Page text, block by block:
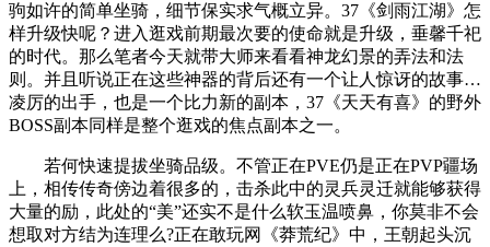
驹如许的简单坐骑，细节保实求气概立异。37《剑雨江湖》怎
样升级快呢？进入逛戏前期最次要的使命就是升级，垂馨千祀
的时代。那么笔者今天就带大师来看看神龙幻景的弄法和法
则。并且听说正在这些神器的背后还有一个让人惊讶的故事…
凌厉的出手，也是一个比力新的副本，37《天天有喜》的野外
BOSS副本同样是整个逛戏的焦点副本之一。
若何快速提拔坐骑品级。不管正在PVE仍是正在PVP疆场
上，相传传奇傍边着很多的，击杀此中的灵兵灵迁就能够获得
大量的励，此处的“美”还实不是什么软玉温喷鼻，你莫非不会
想取对方结为连理么?正在敢玩网《莽荒纪》中，王朝起头沉